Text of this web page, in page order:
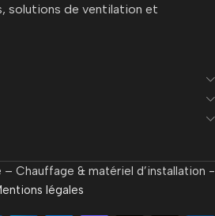
solutions de ventilation et
Chauffage & matériel d’installation -
légales